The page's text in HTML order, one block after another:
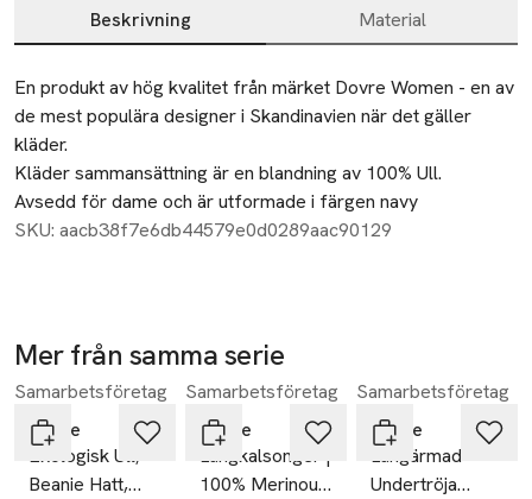
Beskrivning Material
Beskrivning
En produkt av hög kvalitet från märket Dovre Women - en av
de mest populära designer i Skandinavien när det gäller
kläder.
Avsedd för dame och är utformade i färgen navy
SKU: aacb38f7e6db44579e0d0289aac90129
Mer från samma serie
Hoppa över bildspelet
Samarbetsföretag
Dovre
Ekologisk Ull,
Beanie Hatt,
Samarbetsföretag
Dovre
Långkalsonger |
100% Merinoull
Samarbetsföretag
Dovre
Långärmad
Undertröja